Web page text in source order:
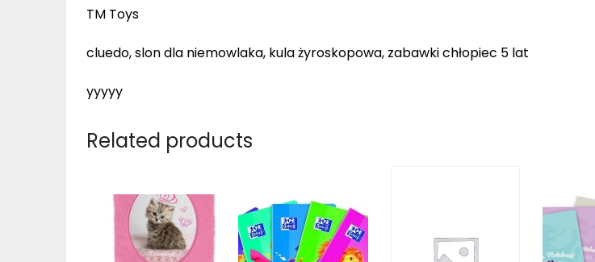
TM Toys
cluedo, slon dla niemowlaka, kula żyroskopowa, zabawki chłopiec 5 lat
yyyyy
Related products